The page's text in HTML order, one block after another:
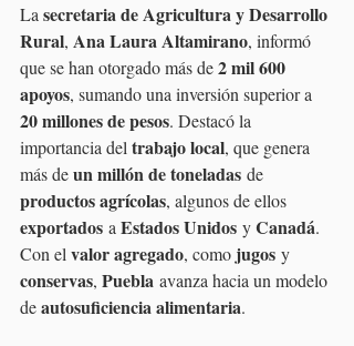
La secretaria de Agricultura y Desarrollo
Rural, Ana Laura Altamirano, informó
que se han otorgado más de 2 mil 600
apoyos, sumando una inversión superior a
20 millones de pesos. Destacó la
importancia del trabajo local, que genera
más de un millón de toneladas de
productos agrícolas, algunos de ellos
exportados a Estados Unidos y Canadá.
Con el valor agregado, como jugos y
conservas, Puebla avanza hacia un modelo
de autosuficiencia alimentaria.